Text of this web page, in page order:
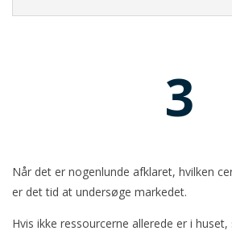
3
Når det er nogenlunde afklaret, hvilken
er det tid at undersøge markedet.
Hvis ikke ressourcerne allerede er i